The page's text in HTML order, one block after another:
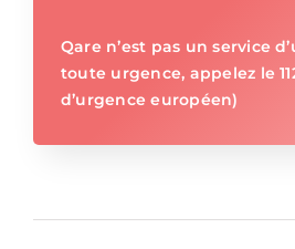
Qare n’est pas un service
toute urgence, appelez le
d’urgence européen)